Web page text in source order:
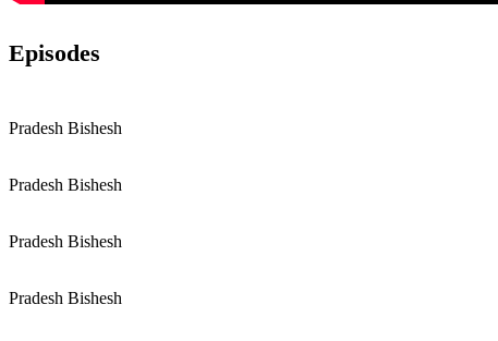
Episodes
Pradesh Bishesh
Pradesh Bishesh
Pradesh Bishesh
Pradesh Bishesh